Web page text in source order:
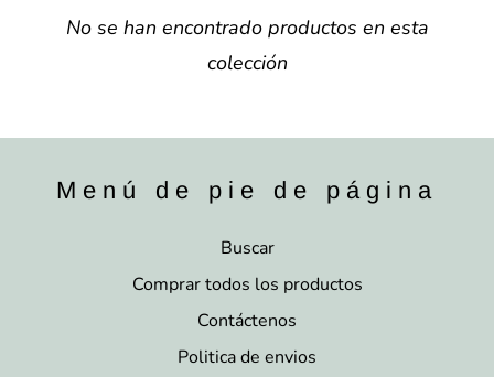
No se han encontrado productos en esta
colección
Menú de pie de página
Buscar
Comprar todos los productos
Contáctenos
Politica de envios